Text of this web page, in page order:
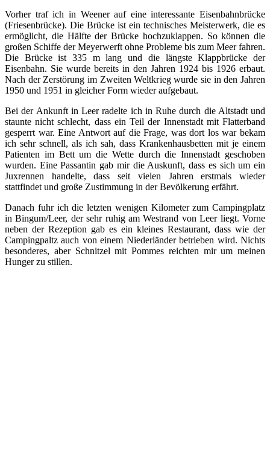
Vorher traf ich in Weener auf eine interessante Eisenbahnbrücke
(Friesenbrücke). Die Brücke ist ein technisches Meisterwerk, die es
ermöglicht, die Hälfte der Brücke hochzuklappen. So können die
großen Schiffe der Meyerwerft ohne Probleme bis zum Meer fahren.
Die Brücke ist 335 m lang und die längste Klappbrücke der
Eisenbahn. Sie wurde bereits in den Jahren 1924 bis 1926 erbaut.
Nach der Zerstörung im Zweiten Weltkrieg wurde sie in den Jahren
1950 und 1951 in gleicher Form wieder aufgebaut.
Bei der Ankunft in Leer radelte ich in Ruhe durch die Altstadt und
staunte nicht schlecht, dass ein Teil der Innenstadt mit Flatterband
gesperrt war. Eine Antwort auf die Frage, was dort los war bekam
ich sehr schnell, als ich sah, dass Krankenhausbetten mit je einem
Patienten im Bett um die Wette durch die Innenstadt geschoben
wurden. Eine Passantin gab mir die Auskunft, dass es sich um ein
Juxrennen handelte, dass seit vielen Jahren erstmals wieder
stattfindet und große Zustimmung in der Bevölkerung erfährt.
Danach fuhr ich die letzten wenigen Kilometer zum Campingplatz
in Bingum/Leer, der sehr ruhig am Westrand von Leer liegt. Vorne
neben der Rezeption gab es ein kleines Restaurant, dass wie der
Campingpaltz auch von einem Niederländer betrieben wird. Nichts
besonderes, aber Schnitzel mit Pommes reichten mir um meinen
Hunger zu stillen.